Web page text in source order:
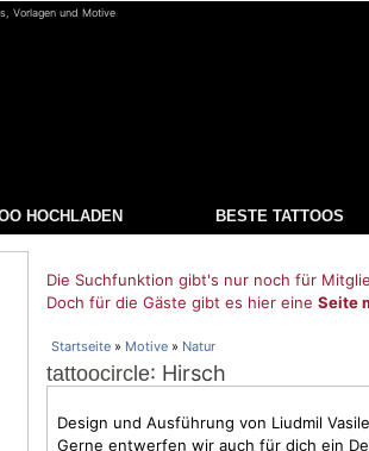
Vorlagen und Motive
HOCHLADEN BESTE TATTOOS
Die Suchfunktion gibt's nur noch für
Doch für die Gäste gibt es hier eine Seite
Startseite » Motive » Natur
tattoocircle: Hirsch
Design und Ausführung von Liudmil
Gerne entwerfen wir auch für dich ein